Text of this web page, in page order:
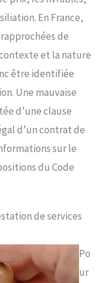
En France,
de
et la nature
être identifiée
Une mauvaise
d’une clause
d’un contrat de
sur le
du Code
de services
Po
ur